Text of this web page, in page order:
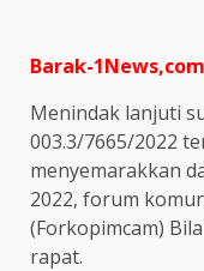
Barak-1News,com
Menindak lanjuti
003.3/7665/2022
menyemarakkan
2022, forum
(Forkopimcam)
rapat.